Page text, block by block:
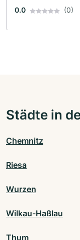
0.0 (0)
Städte in
Chemnitz
Riesa
Wurzen
Wilkau-Haßlau
Thum